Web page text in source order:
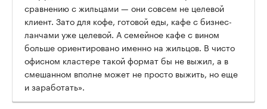
сравнению с жильцами — они совсем не целевой
клиент. Зато для кофе, готовой еды, кафе с бизнес-
ланчами уже целевой. А семейное кафе с вином
больше ориентировано именно на жильцов. В чисто
офисном кластере такой формат бы не выжил, а в
смешанном вполне может не просто выжить, но еще
и заработать».